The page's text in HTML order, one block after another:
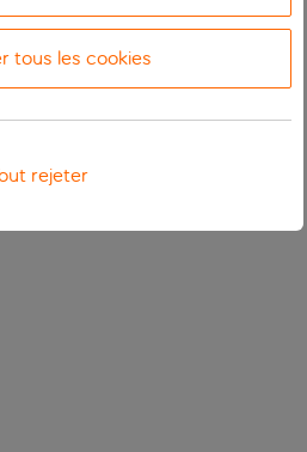
tous les cookies
rejeter